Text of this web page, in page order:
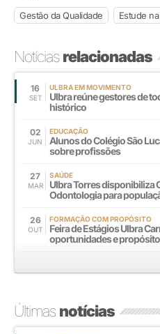
Gestão da Qualidade Estude
Notíciasrelacionadas
16
SET
ULBRA EM MOVIMENTO
Ulbra reúne gestores de
histórico
02
JUN
EDUCAÇÃO
Alunos do Colégio São
sobre profissões
27
MAR
SAÚDE
Ulbra Torres disponibiliza
Odontologia para
26
OUT
FORMAÇÃO COM PROPÓSITO
Feira de Estágios Ulbra
oportunidades e
Últimasnotícias